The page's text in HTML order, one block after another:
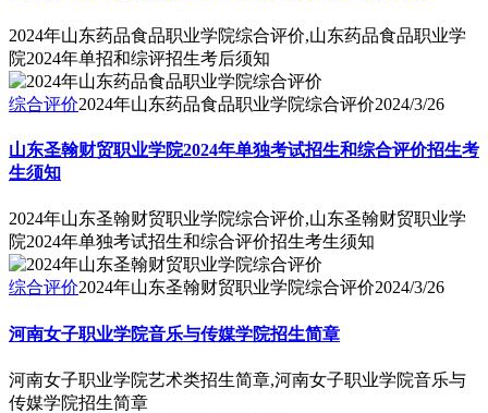
2024年山东药品食品职业学院综合评价,山东药品食品职业学
院2024年单招和综评招生考后须知
综合评价2024年山东药品食品职业学院综合评价2024/3/26
山东圣翰财贸职业学院2024年单独考试招生和综合评价招生考
生须知
2024年山东圣翰财贸职业学院综合评价,山东圣翰财贸职业学
院2024年单独考试招生和综合评价招生考生须知
综合评价2024年山东圣翰财贸职业学院综合评价2024/3/26
河南女子职业学院音乐与传媒学院招生简章
河南女子职业学院艺术类招生简章,河南女子职业学院音乐与
传媒学院招生简章